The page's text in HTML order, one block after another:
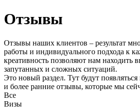
Отзывы
Отзывы наших клиентов – результат
работы и индивидуального подхода к
креативность позволяют нам находить
запутанных и сложных ситуаций.
Это новый раздел. Тут будут
и более ранние отзывы, которые мы
Все
Визы